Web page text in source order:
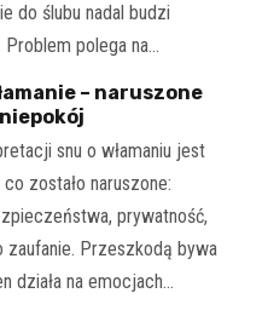
do ślubu nadal budzi
polega na…
– naruszone
snu o włamaniu jest
zostało naruszone:
prywatność,
zaufanie. Przeszkodą bywa
działa na emocjach…